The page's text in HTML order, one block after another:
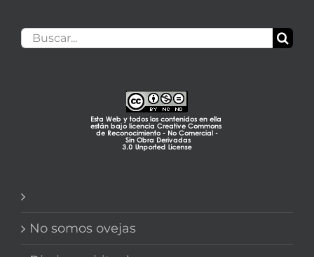
Buscar:
No somos ovejas